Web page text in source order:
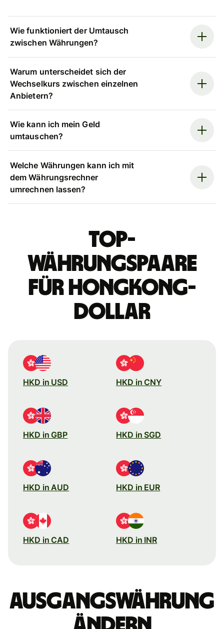
Wie funktioniert der Umtausch
zwischen Währungen?
Warum unterscheidet sich der
Wechselkurs zwischen einzelnen
Anbietern?
Wie kann ich mein Geld
umtauschen?
Welche Währungen kann ich mit
dem Währungsrechner
umrechnen lassen?
Top-
Währungspaare
für Hongkong-
Dollar
HKD in USD HKD in CNY
HKD in GBP HKD in SGD
HKD in AUD HKD in EUR
HKD in CAD HKD in INR
Ausgangswährung